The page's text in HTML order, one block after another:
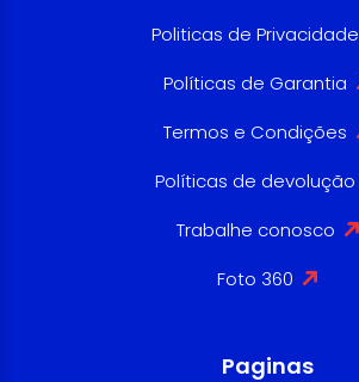
Politicas de Privacidade
Políticas de Garantia
Termos e Condições
Políticas de devolução
Trabalhe conosco
Foto 360
Paginas